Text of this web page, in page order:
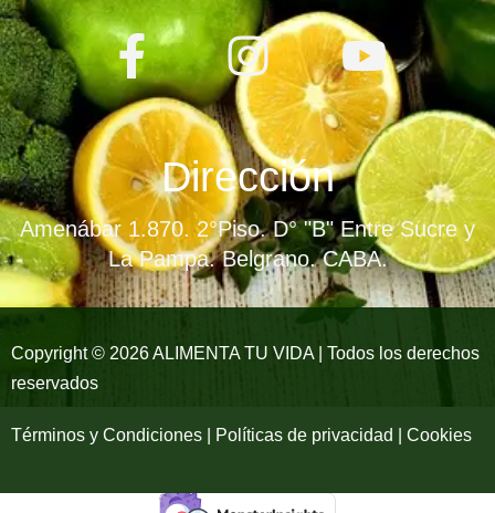
F
a
c
e
b
o
o
k
f
I
n
s
t
a
g
r
a
Y
o
u
t
u
b
e
Dirección
Amenábar 1.870. 2°Piso. D° "B" Entre Sucre y
La Pampa. Belgrano. CABA.
Copyright © 2026 ALIMENTA TU VIDA | Todos los derechos
reservados
Términos y Condiciones | Políticas de privacidad | Cookies